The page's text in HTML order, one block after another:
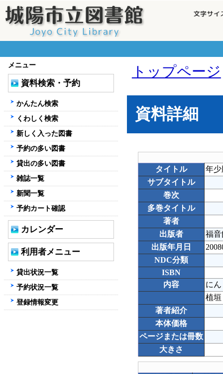
トップページ
資料詳細
タイトル
年
サブタイトル
巻次
多巻タイトル
著者
出版者
福
出版年月日
NDC分類
ISBN
内容
に
植
著者紹介
本体価格
ページまたは冊数
大きさ
メニュー
資料検索・予約
かんたん検索
くわしく検索
新しく入った図書
予約の多い図書
貸出の多い図書
雑誌一覧
新聞一覧
予約カート確認
カレンダー
利用者メニュー
貸出状況一覧
予約状況一覧
登録情報変更